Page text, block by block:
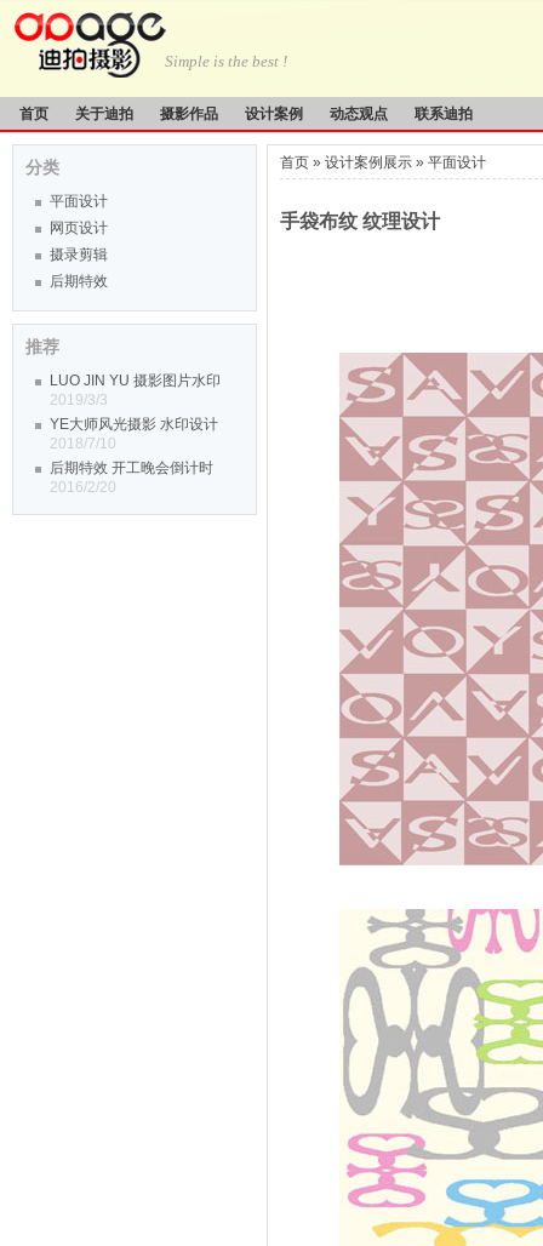
Simple is the best !
首页 关于迪拍 摄影作品 设计案例 动态观点 联系迪拍
分类
平面设计
网页设计
摄录剪辑
后期特效
推荐
LUO JIN YU 摄影图片水印
2019/3/3
YE大师风光摄影 水印设计
2018/7/10
后期特效 开工晚会倒计时
2016/2/20
首页 » 设计案例展示 » 平面设计
手袋布纹 纹理设计